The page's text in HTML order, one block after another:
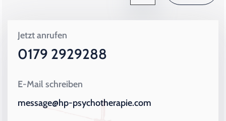
Jetzt anrufen
0179 2929288
E-Mail schreiben
message@hp-psychotherapie.com